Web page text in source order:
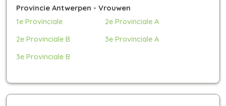
Provincie Antwerpen - Vrouwen
1e Provinciale
2e Provinciale A
2e Provinciale B
3e Provinciale A
3e Provinciale B